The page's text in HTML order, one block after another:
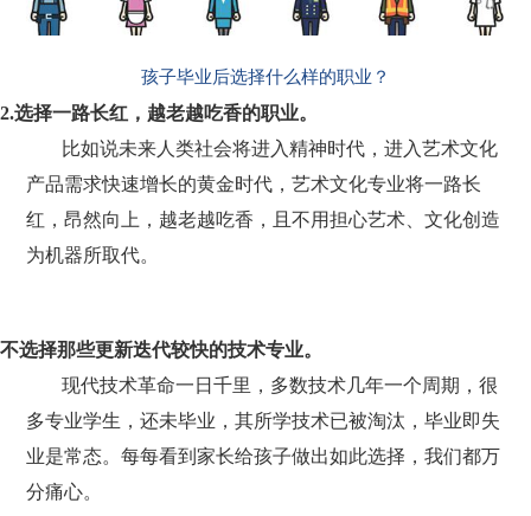
孩子毕业后选择什么样的职业？
2.选择一路长红，越老越吃香的职业。
比如说未来人类社会将进入精神时代，进入艺术文化
产品需求快速增长的黄金时代，艺术文化专业将一路长
红，昂然向上，越老越吃香，且不用担心艺术、文化创造
为机器所取代。
不选择那些更新迭代较快的技术专业。
现代技术革命一日千里，多数技术几年一个周期，很
多专业学生，还未毕业，其所学技术已被淘汰，毕业即失
业是常态。每每看到家长给孩子做出如此选择，我们都万
分痛心。